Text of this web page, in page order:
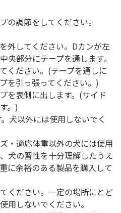
の調節をしてください。
外してください。Dカンが左
央部分にテープを通します。
ください。(テープを通しに
を引っ張ってください。)
を表側に出します。(サイド
。)
犬以外には使用しないでく
・適応体重以外の犬には使用
犬の習性を十分理解したうえ
に余裕のある製品を購入して
ください。一定の場所にとど
用しないでください。